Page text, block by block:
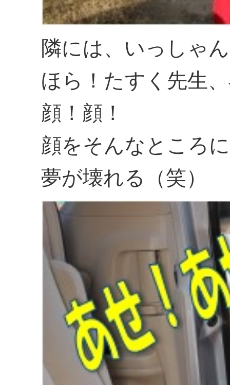
隣には、いっしゃ
ほら！たすく先生
顔！顔！
顔をそんなところ
夢が壊れる（笑）